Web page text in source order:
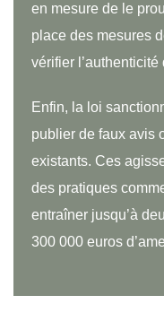
en mesure de le
place des mesures
vérifier
Enfin, la loi
publier de faux avis
existants. Ces
des pratiques
entraîner jusqu’à
300 000 euros